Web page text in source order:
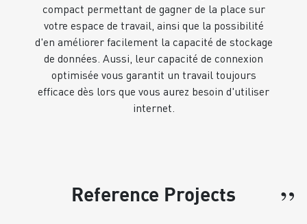
compact permettant de gagner de la place sur
votre espace de travail, ainsi que la possibilité
d'en améliorer facilement la capacité de stockage
de données. Aussi, leur capacité de connexion
optimisée vous garantit un travail toujours
efficace dès lors que vous aurez besoin d'utiliser
internet.
”
Reference Projects